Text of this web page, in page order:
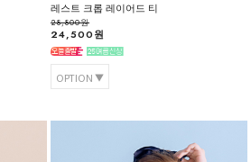
레스트 크롭 레이어드 티
28,800원
24,500원
OPTION